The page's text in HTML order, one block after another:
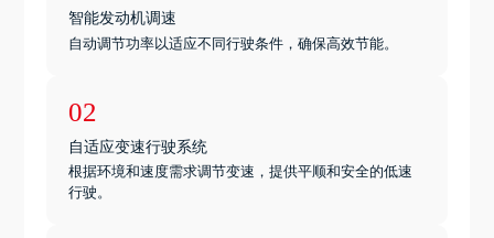
智能发动机调速
自动调节功率以适应不同行驶条件，确保高效节能。
02
自适应变速行驶系统
根据环境和速度需求调节变速，提供平顺和安全的低速
行驶。